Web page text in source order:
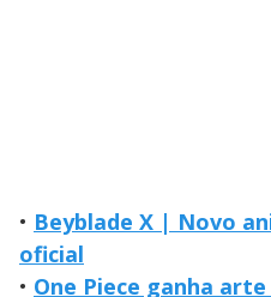
• Beyblade X | Novo
oficial
• One Piece ganha